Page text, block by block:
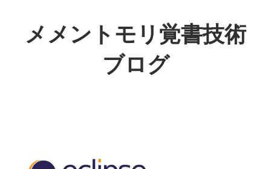
テメメントモリ覚書技術
ブログ